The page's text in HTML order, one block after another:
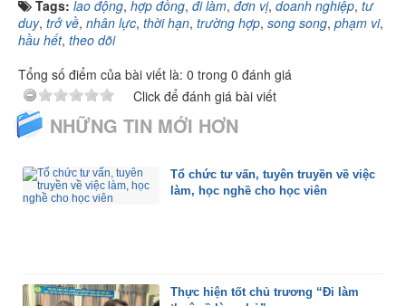
Tags: lao động, hợp đồng, đi làm, đơn vị, doanh nghiệp, tư
duy, trở về, nhân lực, thời hạn, trường hợp, song song, phạm vi,
hầu hết, theo dõi
Tổng số điểm của bài viết là: 0 trong 0 đánh giá
Click để đánh giá bài viết
NHỮNG TIN MỚI HƠN
Tổ chức tư vấn, tuyên truyền về việc
làm, học nghề cho học viên
Thực hiện tốt chủ trương “Đi làm